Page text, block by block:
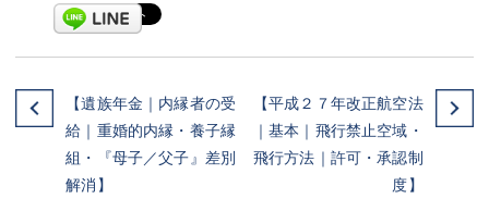
【遺族年金｜内縁者の受
給｜重婚的内縁・養子縁
組・『母子／父子』差別
解消】
【平成２７年改正航空法
｜基本｜飛行禁止空域・
飛行方法｜許可・承認制
度】